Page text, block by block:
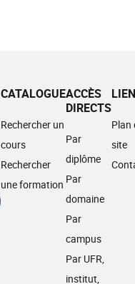
CATALOGUE
Rechercher un
cours
Rechercher
une formation
ACCÈS
DIRECTS
Par
diplôme
Par
domaine
Par
campus
Par UFR,
institut,
Plan
site